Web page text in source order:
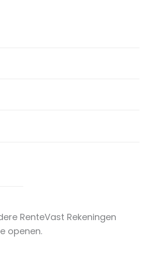
RenteVast Rekeningen
openen.